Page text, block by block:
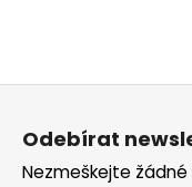
Odebírat
Nezmeškejte